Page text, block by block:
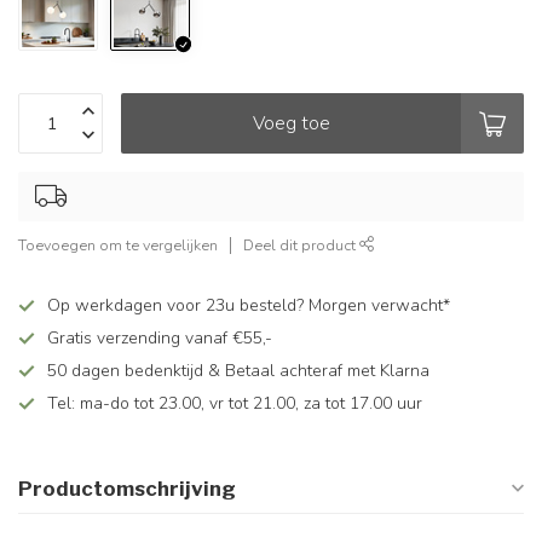
Voeg toe
Toevoegen om te vergelijken Deel dit product
Op werkdagen voor 23u besteld? Morgen verwacht*
Gratis verzending vanaf €55,-
50 dagen bedenktijd & Betaal achteraf met Klarna
Tel: ma-do tot 23.00, vr tot 21.00, za tot 17.00 uur
Productomschrijving